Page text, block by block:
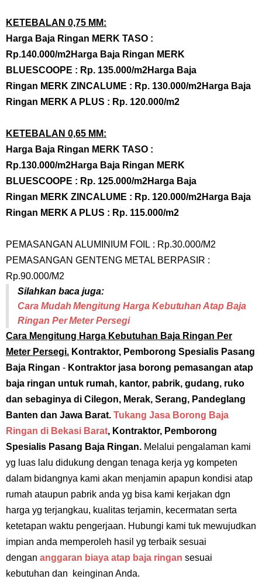
KETEBALAN 0,75 MM:
Harga Baja Ringan MERK TASO :
Rp.140.000/m2Harga Baja Ringan MERK
BLUESCOOPE : Rp. 135.000/m2Harga Baja
Ringan MERK ZINCALUME : Rp. 130.000/m2Harga Baja
Ringan MERK A PLUS : Rp. 120.000/m2
KETEBALAN 0,65 MM:
Harga Baja Ringan MERK TASO :
Rp.130.000/m2Harga Baja Ringan MERK
BLUESCOOPE : Rp. 125.000/m2Harga Baja
Ringan MERK ZINCALUME : Rp. 120.000/m2Harga Baja
Ringan MERK A PLUS : Rp. 115.000/m2
PEMASANGAN ALUMINIUM FOIL : Rp.30.000/M2
PEMASANGAN GENTENG METAL BERPASIR :
Rp.90.000/M2
Silahkan baca juga:
Cara Mudah Mengitung Harga Kebutuhan Atap Baja
Ringan Per Meter Persegi
Cara Mengitung Harga Kebutuhan Baja Ringan Per
Meter Persegi. Kontraktor, Pemborong Spesialis Pasang
Baja Ringan - Kontraktor jasa borong pemasangan atap
baja ringan untuk rumah, kantor, pabrik, gudang, ruko
dan sebaginya di Cilegon, Merak, Serang, Pandeglang
Banten dan Jawa Barat. Tukang Jasa Borong Baja
Ringan di Bekasi Barat, Kontraktor, Pemborong
Spesialis Pasang Baja Ringan. Melalui pengalaman kami
yg luas lalu didukung dengan tenaga kerja yg kompeten
dalam bidangnya kami akan menjamin apapun kondisi atap
rumah ataupun pabrik anda yg bisa kami kerjakan dgn
harga yg terjangkau, kualitas terjamin, kecermatan serta
ketetapan waktu pengerjaan. Hubungi kami tuk mewujudkan
impian anda memperoleh hasil yg terbaik sesuai
dengan anggaran biaya atap baja ringan sesuai
kebutuhan dan keinginan Anda.